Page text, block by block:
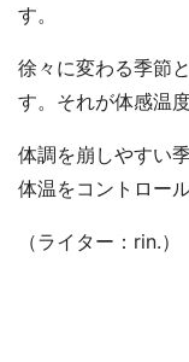
す。
徐々に変わる季節
す。それが体感温
体調を崩しやすい
体温をコントロー
（ライター：rin.）